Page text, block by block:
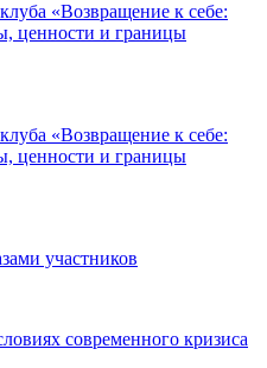
«Возвращение к себе:
ценности и границы
«Возвращение к себе:
ценности и границы
участников
современного кризиса